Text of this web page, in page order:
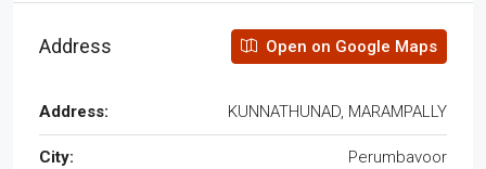
Address Open on Google Maps
Address: KUNNATHUNAD, MARAMPALLY
City: Perumbavoor